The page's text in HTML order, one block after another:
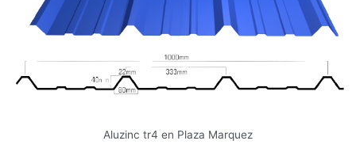
Aluzinc tr4 en Plaza Marquez